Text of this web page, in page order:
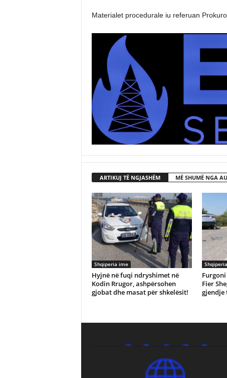
Materialet procedurale iu referuan
ARTIKUJ TË NGJASHËM MË SHUMË NGA
Shqiperia ime
Hyjnë në fuqi ndryshimet në
Kodin Rrugor, ashpërsohen
gjobat dhe masat për shkelësit!
Fier
gjendje